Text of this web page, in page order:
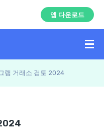
앱 다운로드
램 거래소 검토 2024